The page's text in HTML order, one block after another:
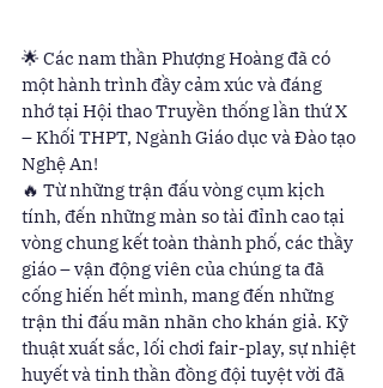
🌟 Các nam thần Phượng Hoàng đã có
một hành trình đầy cảm xúc và đáng
nhớ tại Hội thao Truyền thống lần thứ X
– Khối THPT, Ngành Giáo dục và Đào tạo
Nghệ An!
🔥 Từ những trận đấu vòng cụm kịch
tính, đến những màn so tài đỉnh cao tại
vòng chung kết toàn thành phố, các thầy
giáo – vận động viên của chúng ta đã
cống hiến hết mình, mang đến những
trận thi đấu mãn nhãn cho khán giả. Kỹ
thuật xuất sắc, lối chơi fair-play, sự nhiệt
huyết và tinh thần đồng đội tuyệt vời đã